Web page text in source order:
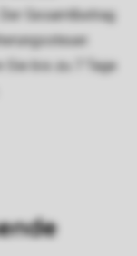
Gesamtbetrag
Sie bis zu 7 Tage